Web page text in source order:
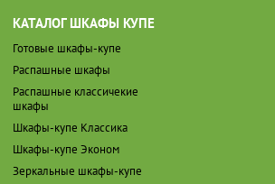
КАТАЛОГ ШКАФЫ КУПЕ
Готовые шкафы-купе
Распашные шкафы
Распашные классичекие
шкафы
Шкафы-купе Классика
Шкафы-купе Эконом
Зеркальные шкафы-купе